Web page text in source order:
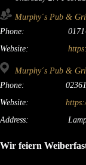
Murphy´s Pub &
Phone:
Website:
Murphy´s Pub &
Phone:
Website:
Address:
Wir feiern